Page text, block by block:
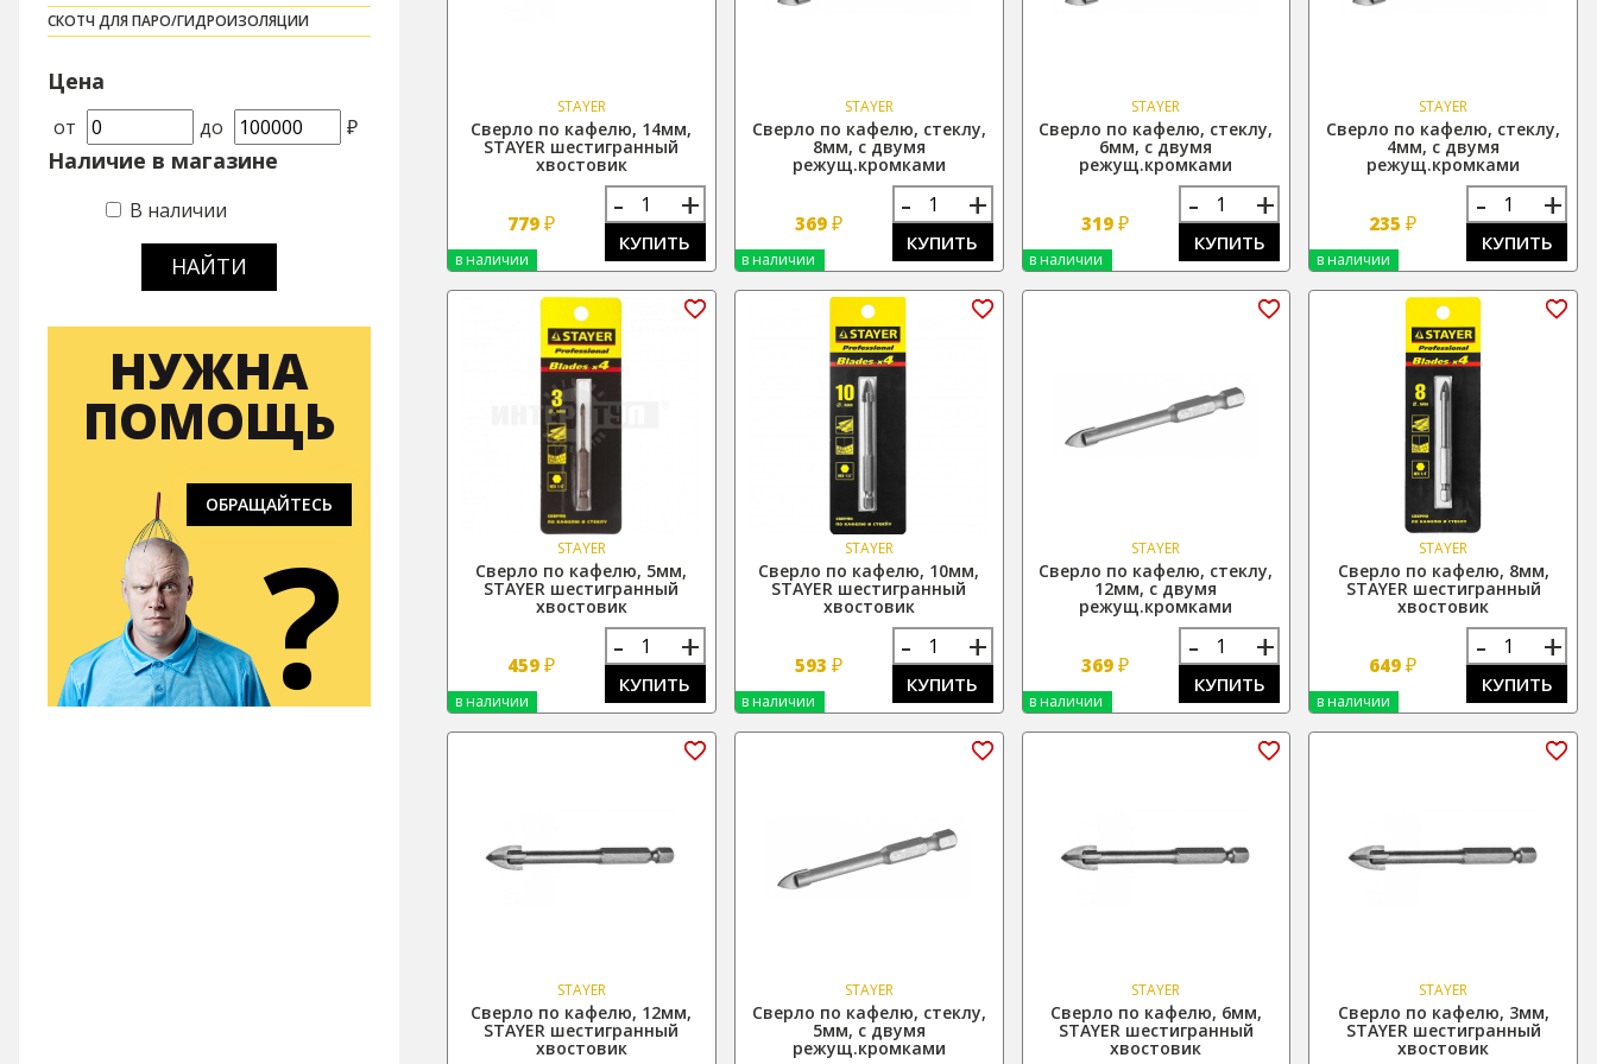
СКОТЧ ДЛЯ ПАРО/ГИДРОИЗОЛЯЦИИ
Цена
от до ₽
Наличие в магазине
В наличии
НАЙТИ
НУЖНА
ПОМОЩЬ
ОБРАЩАЙТЕСЬ
?
STAYER
Сверло по кафелю, 14мм,
STAYER шестигранный
хвостовик
779 ₽ - +
КУПИТЬ
в наличии
STAYER
Сверло по кафелю, стеклу,
8мм, с двумя
режущ.кромками
369 ₽ - +
КУПИТЬ
в наличии
STAYER
Сверло по кафелю, стеклу,
6мм, с двумя
режущ.кромками
319₽ - +
КУПИТЬ
в наличии
STAYER
Сверло по кафелю, стеклу,
4мм, с двумя
режущ.кромками
235₽ - +
КУПИТЬ
в наличии
STAYER
Сверло по кафелю, 5мм,
STAYER шестигранный
хвостовик
459 ₽ - +
КУПИТЬ
в наличии
STAYER
Сверло по кафелю, 10мм,
STAYER шестигранный
хвостовик
593 ₽ - +
КУПИТЬ
в наличии
STAYER
Сверло по кафелю, стеклу,
12мм, с двумя
режущ.кромками
369₽ - +
КУПИТЬ
в наличии
STAYER
Сверло по кафелю, 8мм,
STAYER шестигранный
хвостовик
649₽ - +
КУПИТЬ
в наличии
STAYER
Сверло по кафелю, 12мм,
STAYER шестигранный
хвостовик
STAYER
Сверло по кафелю, стеклу,
5мм, с двумя
режущ.кромками
STAYER
Сверло по кафелю, 6мм,
STAYER шестигранный
хвостовик
STAYER
Сверло по кафелю, 3мм,
STAYER шестигранный
хвостовик